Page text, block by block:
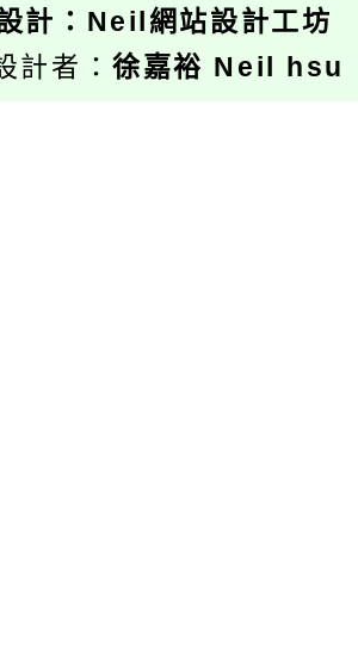
計 ： Neil網站設計工坊
計者：徐嘉裕 Neil hsu